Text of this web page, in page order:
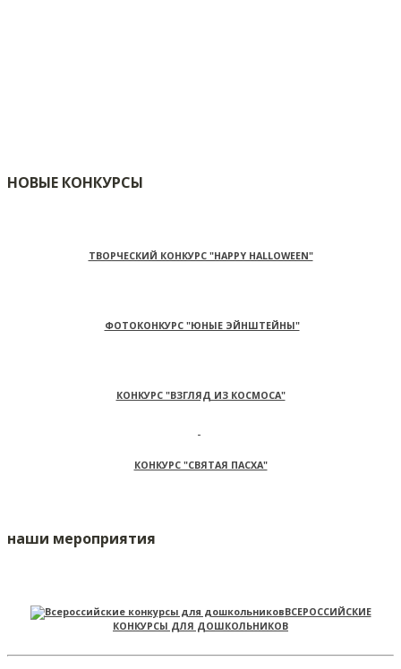
НОВЫЕ КОНКУРСЫ
ТВОРЧЕСКИЙ КОНКУРС "HAPPY HALLOWEEN"
ФОТОКОНКУРС "ЮНЫЕ ЭЙНШТЕЙНЫ"
КОНКУРС "ВЗГЛЯД ИЗ КОСМОСА"
КОНКУРС "СВЯТАЯ ПАСХА"
наши мероприятия
ВСЕРОССИЙСКИЕ
КОНКУРСЫ ДЛЯ ДОШКОЛЬНИКОВ